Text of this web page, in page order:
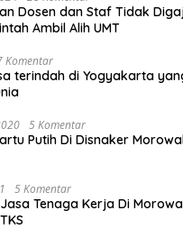
Dosen dan Staf Tidak
Ambil Alih UMT
Komentar
terindah di Yogyakarta
5 Komentar
Putih Di Disnaker
5 Komentar
Tenaga Kerja Di